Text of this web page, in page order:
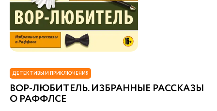
ДЕТЕКТИВЫ И ПРИКЛЮЧЕНИЯ
ВОР-ЛЮБИТЕЛЬ. ИЗБРАННЫЕ РАССКАЗЫ
О РАФФЛСЕ